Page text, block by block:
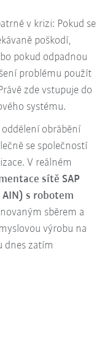
v krizi: Pokud se
poškodí,
pokud odpadnou
problému použít
zde vstupuje do
systému.
obrábění
se společností
V reálném
sítě SAP
s robotem
sběrem a
výrobu na
dnes zatím